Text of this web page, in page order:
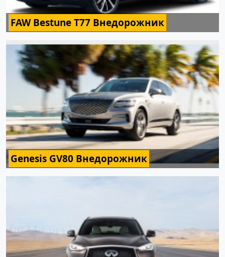
FAW Bestune T77 Внедорожник
Genesis GV80 Внедорожник